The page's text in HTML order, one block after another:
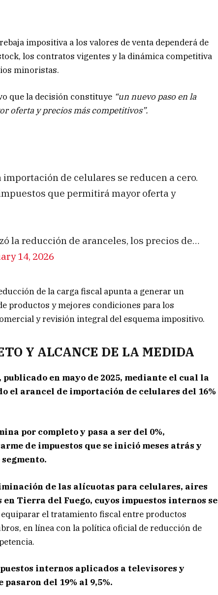
impositiva a los valores de venta dependerá de
los contratos vigentes y la dinámica competitiva
minoristas.
que la decisión constituye “un nuevo paso en la
oferta y precios más competitivos”.
de celulares se reducen a cero.
que permitirá mayor oferta y
la reducción de aranceles, los precios de…
14, 2026
de la carga fiscal apunta a generar un
productos y mejores condiciones para los
y revisión integral del esquema impositivo.
Y ALCANCE DE LA MEDIDA
en mayo de 2025, mediante el cual la
arancel de importación de celulares del 16%
por completo y pasa a ser del 0%,
de impuestos que se inició meses atrás y
de las alícuotas para celulares, aires
Tierra del Fuego, cuyos impuestos internos se
el tratamiento fiscal entre productos
en línea con la política oficial de reducción de
internos aplicados a televisores y
del 19% al 9,5%.